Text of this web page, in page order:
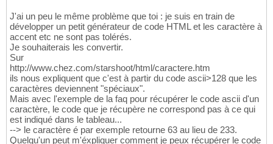
23
24
25
26
    temp = temp.replaceAll
("À | Á | Â | Ã |
return temp;
}
J'ai un peu le même problème que toi : je suis en train de
développer un petit générateur de code HTML et les caractère à
accent etc ne sont pas tolérés.
Je souhaiterais les convertir.
Sur
http://www.chez.com/starshoot/html/caractere.htm
ils nous expliquent que c'est à partir du code ascii>128 que les
caractères deviennent "spéciaux".
Mais avec l'exemple de la faq pour récupérer le code ascii d'un
caractère, le code que je récupère ne correspond pas à ce qui
est indiqué dans le tableau...
--> le caractère é par exemple retourne 63 au lieu de 233.
Quelqu'un peut m'éxpliquer comment je peux récupérer le code